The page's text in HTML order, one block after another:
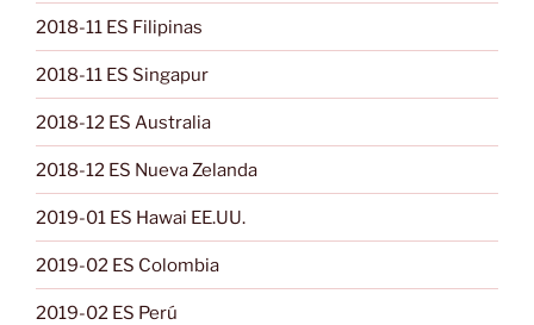
2018-11 ES Filipinas
2018-11 ES Singapur
2018-12 ES Australia
2018-12 ES Nueva Zelanda
2019-01 ES Hawai EE.UU.
2019-02 ES Colombia
2019-02 ES Perú